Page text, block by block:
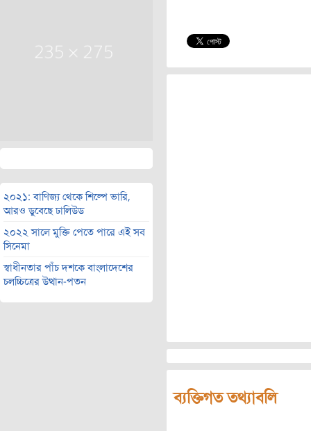
২০২১: বাণিজ্য থেকে শিল্পে ভারি,
আরও ডুবেছে ঢালিউড
২০২২ সালে মুক্তি পেতে পারে এই সব
সিনেমা
স্বাধীনতার পাঁচ দশকে বাংলাদেশের
চলচ্চিত্রের উত্থান-পতন
ব্যক্তিগত তথ্যাবলি